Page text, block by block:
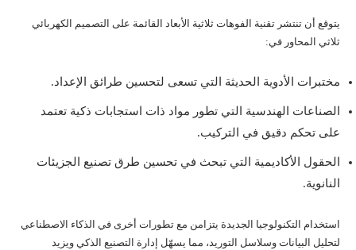
يتوقع أن تنتشر تقنية الفوهات ثلاثية الأبعاد القائمة على التصميم الكهربائي
ثلاثي المحاور في:
مختبرات الأدوية الحديثة التي تسعى لتحسين طرائق الإعداد.
الصناعات الهندسية التي تطور مواد ذات استجابات ذكية تعتمد
على تحكم دقيق في التركيب.
الحقول الأكاديمية التي تبحث في تحسين طرق تصنيع الجزيئات
النانوية.
استخدام التكنولوجيا الجديدة يتزامن مع تطورات أخرى في الذكاء الاصطناعي
لتحليل البيانات وسلاسل التوريد، مما يسهّل إدارة التصنيع الذكي ويزيد